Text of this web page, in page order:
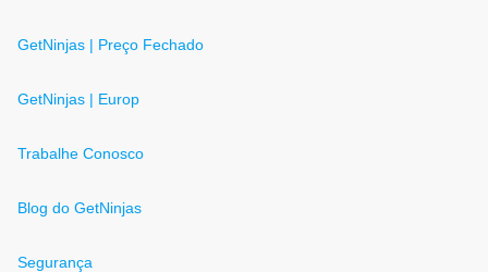
GetNinjas | Preço Fechado
GetNinjas | Europ
Trabalhe Conosco
Blog do GetNinjas
Segurança